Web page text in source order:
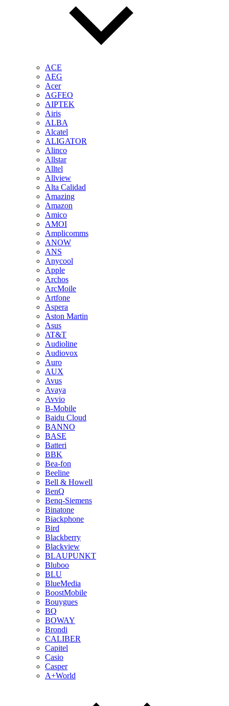
ACE
AEG
Acer
AGFEO
AIPTEK
Airis
ALBA
Alcatel
ALIGATOR
Alinco
Allstar
Alltel
Allview
Alta Calidad
Amazing
Amazon
Amico
AMOI
Amplicomms
ANOW
ANS
Anycool
Apple
Archos
ArcMoile
Artfone
Aspera
Aston Martin
Asus
AT&T
Audioline
Audiovox
Auro
AUX
Avus
Avaya
Avvio
B-Mobile
Baidu Cloud
BANNO
BASE
Batteri
BBK
Bea-fon
Beeline
Bell & Howell
BenQ
Benq-Siemens
Binatone
Biackphone
Bird
Blackberry
Blackview
BLAUPUNKT
Bluboo
BLU
BlueMedia
BoostMobile
Bouygues
BQ
BOWAY
Brondi
CALIBER
Capitel
Casio
Casper
A+World